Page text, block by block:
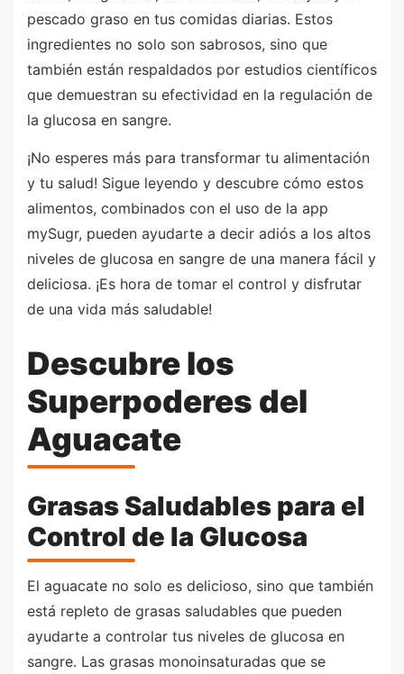
pescado graso en tus comidas diarias. Estos
ingredientes no solo son sabrosos, sino que
también están respaldados por estudios científicos
que demuestran su efectividad en la regulación de
la glucosa en sangre.
¡No esperes más para transformar tu alimentación
y tu salud! Sigue leyendo y descubre cómo estos
alimentos, combinados con el uso de la app
mySugr, pueden ayudarte a decir adiós a los altos
niveles de glucosa en sangre de una manera fácil y
deliciosa. ¡Es hora de tomar el control y disfrutar
de una vida más saludable!
Descubre los
Superpoderes del
Aguacate
Grasas Saludables para el
Control de la Glucosa
El aguacate no solo es delicioso, sino que también
está repleto de grasas saludables que pueden
ayudarte a controlar tus niveles de glucosa en
sangre. Las grasas monoinsaturadas que se